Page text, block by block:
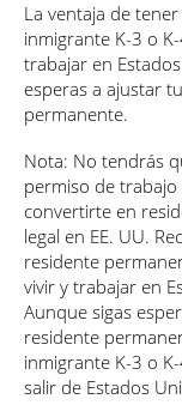
La ventaja de
inmigrante K-3 o
trabajar en
esperas a ajustar
permanente.
Nota: No tendrás
permiso de
convertirte en
legal en EE. UU.
residente
vivir y trabajar en
Aunque sigas
residente
inmigrante K-3 o
salir de Estados